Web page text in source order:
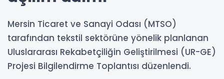
Mersin Ticaret ve Sanayi Odası (MTSO)
tarafından tekstil sektörüne yönelik planlanan
Uluslararası Rekabetçiliğin Geliştirilmesi (UR-GE)
Projesi Bilgilendirme Toplantısı düzenlendi.